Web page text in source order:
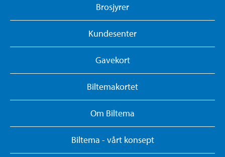
Brosjyrer
Kundesenter
Gavekort
Biltemakortet
Om Biltema
Biltema - vårt konsept